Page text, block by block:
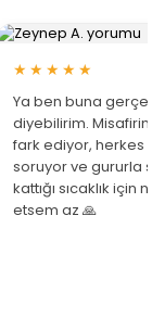
★★★★★
Ya ben buna
diyebilirim.
fark ediyor, herkes
soruyor ve gururla
kattığı sıcaklık
etsem az 🙏